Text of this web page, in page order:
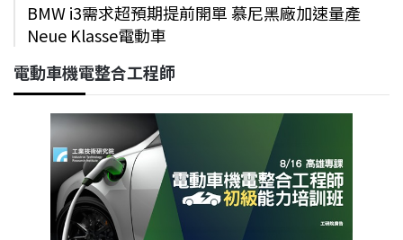
BMW i3需求超預期提前開單 慕尼黑廠加速量產
Neue Klasse電動車
電動車機電整合工程師